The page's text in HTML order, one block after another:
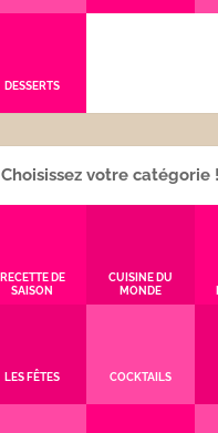
DESSERTS
Choisissez votre catégorie !
RECETTE DE
SAISON
CUISINE DU
MONDE
LES FÊTES COCKTAILS